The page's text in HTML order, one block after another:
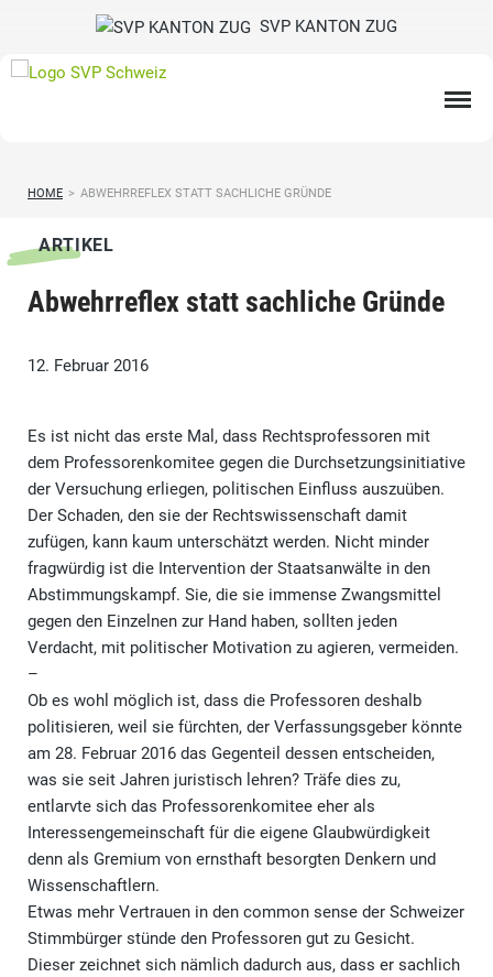
SVP KANTON ZUG
HOME > ABWEHRREFLEX STATT SACHLICHE GRÜNDE
ARTIKEL
Abwehrreflex statt sachliche Gründe
12. Februar 2016
Es ist nicht das erste Mal, dass Rechtsprofessoren mit
dem Professorenkomitee gegen die Durchsetzungsinitiative
der Versuchung erliegen, politischen Einfluss auszuüben.
Der Schaden, den sie der Rechtswissenschaft damit
zufügen, kann kaum unterschätzt werden. Nicht minder
fragwürdig ist die Intervention der Staatsanwälte in den
Abstimmungskampf. Sie, die sie immense Zwangsmittel
gegen den Einzelnen zur Hand haben, sollten jeden
Verdacht, mit politischer Motivation zu agieren, vermeiden.
–
Ob es wohl möglich ist, dass die Professoren deshalb
politisieren, weil sie fürchten, der Verfassungsgeber könnte
am 28. Februar 2016 das Gegenteil dessen entscheiden,
was sie seit Jahren juristisch lehren? Träfe dies zu,
entlarvte sich das Professorenkomitee eher als
Interessengemeinschaft für die eigene Glaubwürdigkeit
denn als Gremium von ernsthaft besorgten Denkern und
Wissenschaftlern.
Etwas mehr Vertrauen in den common sense der Schweizer
Stimmbürger stünde den Professoren gut zu Gesicht.
Dieser zeichnet sich nämlich dadurch aus, dass er sachlich